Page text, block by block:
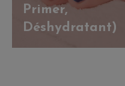
Primer,
Déshydratant)